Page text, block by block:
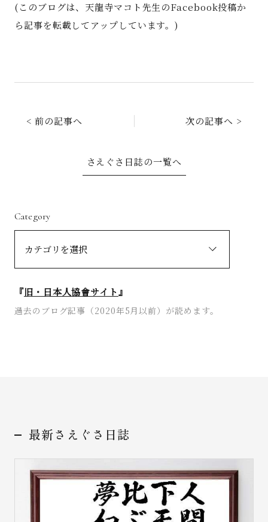
(このブログは、天龍寺マコト先生のFacebook投稿か
ら記事を転載してアップしています。)
< 前の記事へ 次の記事へ >
さえぐさ日誌の一覧へ
Category
『旧・日本人協會サイト』
過去のブログ記事（2020年5月以前）が読めます。
最新さえぐさ日誌